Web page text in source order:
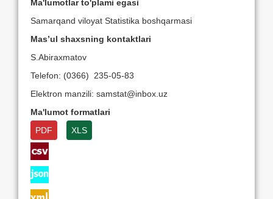
Ma'lumotlar to'plami egasi
Samarqand viloyat Statistika boshqarmasi
Mas’ul shaxsning kontaktlari
S.Abiraxmatov
Telefon: (0366) 235-05-83
Elektron manzili: samstat@inbox.uz
Ma'lumot formatlari
PDF
XLS